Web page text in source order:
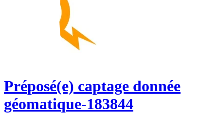
Préposé(e) captage donnée
géomatique-183844